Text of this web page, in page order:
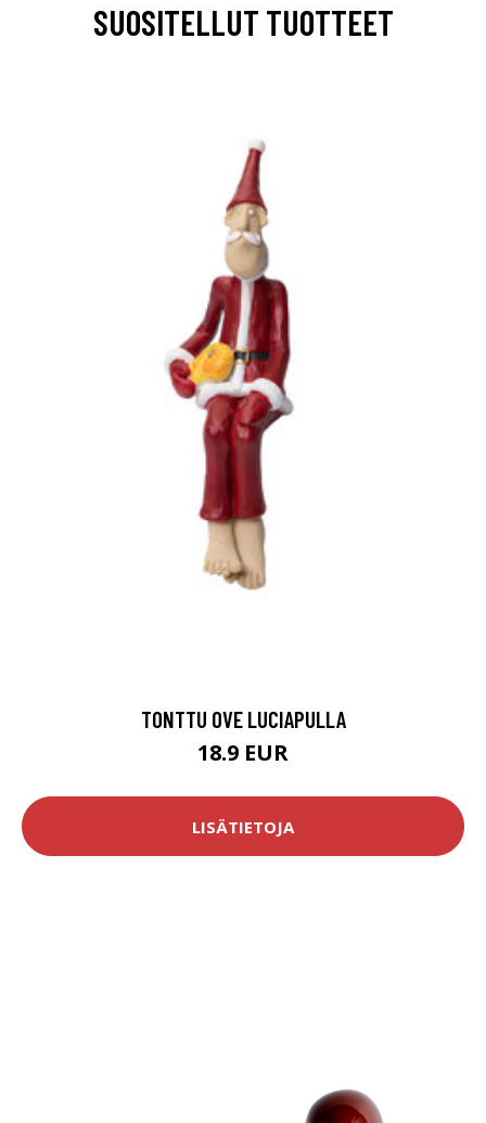
SUOSITELLUT TUOTTEET
TONTTU OVE LUCIAPULLA
18.9 EUR
LISÄTIETOJA